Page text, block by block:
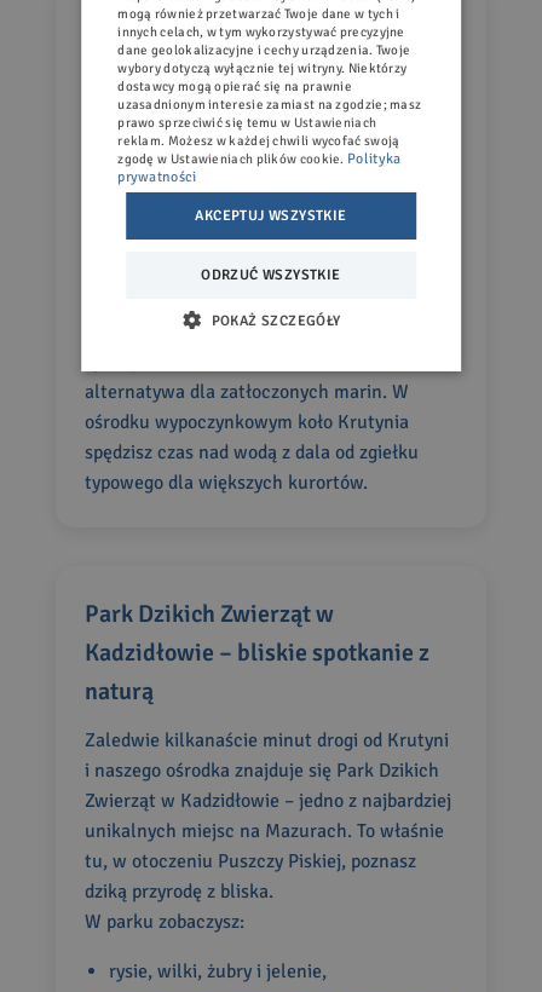
Wypożyczalnie sprzętu wodnego –
aktywnie na wodach Mazur
W naszym ośrodku Wodnik w Rucianem-
Nidzie możesz skorzystać z szerokiej oferty
wypożyczalni sprzętu wodnego. Niezależnie
od tego, czy chcesz spędzić popołudnie w
kajaku, popływać na desce SUP, czy
wypożyczyć łódź motorową – mamy
Nasza przystań nad Jeziorem Nidzkim jest
alternatywa dla zatłoczonych marin. W
ośrodku wypoczynkowym koło Krutynia
spędzisz czas nad wodą z dala od zgiełku
typowego dla większych kurortów.
Park Dzikich Zwierząt w
Kadzidłowie – bliskie spotkanie z
naturą
Zaledwie kilkanaście minut drogi od Krutyni
i naszego ośrodka znajduje się Park Dzikich
Zwierząt w Kadzidłowie – jedno z najbardziej
unikalnych miejsc na Mazurach. To właśnie
tu, w otoczeniu Puszczy Piskiej, poznasz
dziką przyrodę z bliska.
W parku zobaczysz:
rysie, wilki, żubry i jelenie,
mogą również przetwarzać Twoje dane w tych i
innych celach, w tym wykorzystywać precyzyjne
dane geolokalizacyjne i cechy urządzenia. Twoje
wybory dotyczą wyłącznie tej witryny. Niektórzy
dostawcy mogą opierać się na prawnie
uzasadnionym interesie zamiast na zgodzie; masz
prawo sprzeciwić się temu w Ustawieniach
reklam. Możesz w każdej chwili wycofać swoją
zgodę w Ustawieniach plików cookie. Polityka
prywatności
AKCEPTUJ WSZYSTKIE
ODRZUĆ WSZYSTKIE
POKAŻ SZCZEGÓŁY